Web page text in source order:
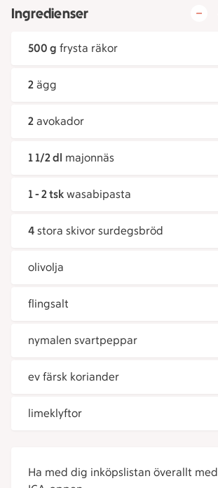
Ingredienser
500 g frysta räkor
2 ägg
2 avokador
1 1/2 dl majonnäs
1 - 2 tsk wasabipasta
4 stora skivor surdegsbröd
olivolja
flingsalt
nymalen svartpeppar
ev färsk koriander
limeklyftor
Ha med dig inköpslistan överallt med